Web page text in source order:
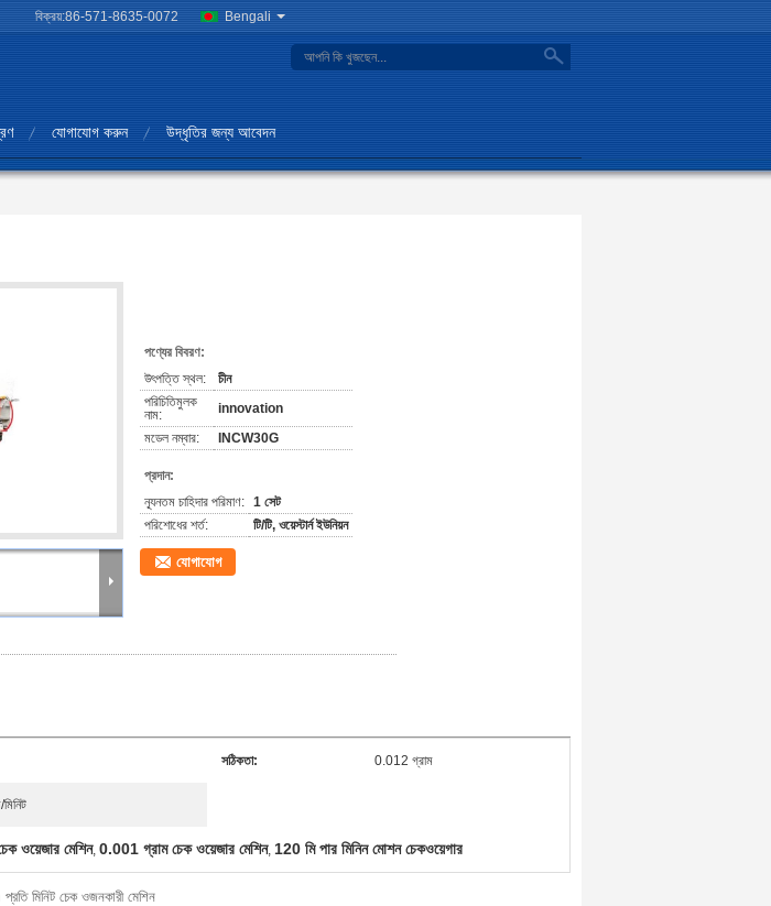
বিক্রয়:86-571-8635-0072 Bengali
search
যোগাযোগ করুন উদ্ধৃতির জন্য আবেদন
পণ্যের বিবরণ:
উৎপত্তি স্থল:
চীন
পরিচিতিমুলক
নাম:
innovation
মডেল নম্বার:
INCW30G
প্রদান:
ন্যূনতম চাহিদার পরিমাণ: 1 সেট
পরিশোধের শর্ত:
টি/টি, ওয়েস্টার্ন ইউনিয়ন
যোগাযোগ
সঠিকতা: 0.012 গ্রাম
ওয়েজার মেশিন, 0.001 গ্রাম চেক ওয়েজার মেশিন, 120 মি পার মিনিন মোশন চেকওয়েগার
মিনিট চেক ওজনকারী মেশিন